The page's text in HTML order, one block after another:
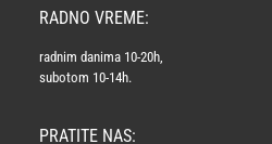
RADNO VREME:
radnim danima 10-20h,
subotom 10-14h.
PRATITE NAS: